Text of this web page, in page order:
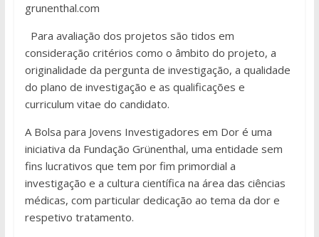
grunenthal.com
Para avaliação dos projetos são tidos em
consideração critérios como o âmbito do projeto, a
originalidade da pergunta de investigação, a qualidade
do plano de investigação e as qualificações e
curriculum vitae do candidato.
A Bolsa para Jovens Investigadores em Dor é uma
iniciativa da Fundação Grünenthal, uma entidade sem
fins lucrativos que tem por fim primordial a
investigação e a cultura científica na área das ciências
médicas, com particular dedicação ao tema da dor e
respetivo tratamento.